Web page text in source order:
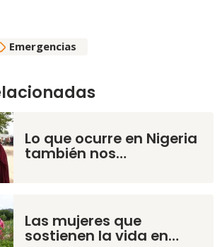
Emergencias
Lo que ocurre en Nigeria
también nos…
Las mujeres que
sostienen la vida en…